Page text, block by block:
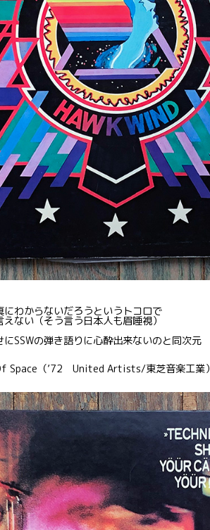
わからないだろうというトコロで
ない（そう言う日本人も眉唾視）
SSWの弾き語りに心酔出来ないのと同次元
（’72 United Artists/東芝音楽工業）